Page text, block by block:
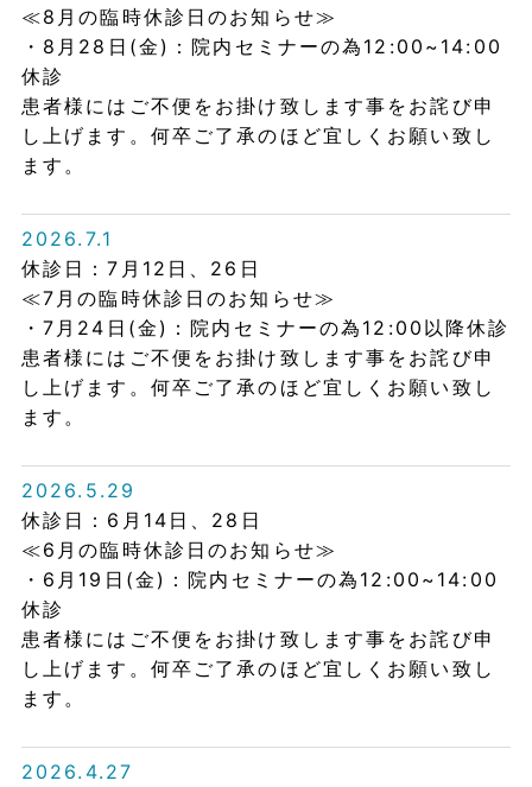
≪8月の臨時休診日のお知らせ≫
・8月28日(金)：院内セミナーの為12:00~14:00
休診
患者様にはご不便をお掛け致します事をお詫び申
し上げます。何卒ご了承のほど宜しくお願い致し
ます。
2026.7.1
休診日：7月12日、26日
≪7月の臨時休診日のお知らせ≫
・7月24日(金)：院内セミナーの為12:00以降休診
患者様にはご不便をお掛け致します事をお詫び申
し上げます。何卒ご了承のほど宜しくお願い致し
ます。
2026.5.29
休診日：6月14日、28日
≪6月の臨時休診日のお知らせ≫
・6月19日(金)：院内セミナーの為12:00~14:00
休診
患者様にはご不便をお掛け致します事をお詫び申
し上げます。何卒ご了承のほど宜しくお願い致し
ます。
2026.4.27